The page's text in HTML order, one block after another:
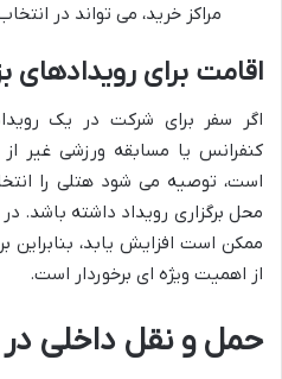
مراکز خرید، می تواند در
اقامت برای رویدادهای
اگر سفر برای شرکت در یک
کنفرانس یا مسابقه ورزشی غیر
است، توصیه می شود هتلی را
محل برگزاری رویداد داشته باشد.
ممکن است افزایش یابد، بنابراین
از اهمیت ویژه ای برخوردار است.
حمل و نقل داخلی